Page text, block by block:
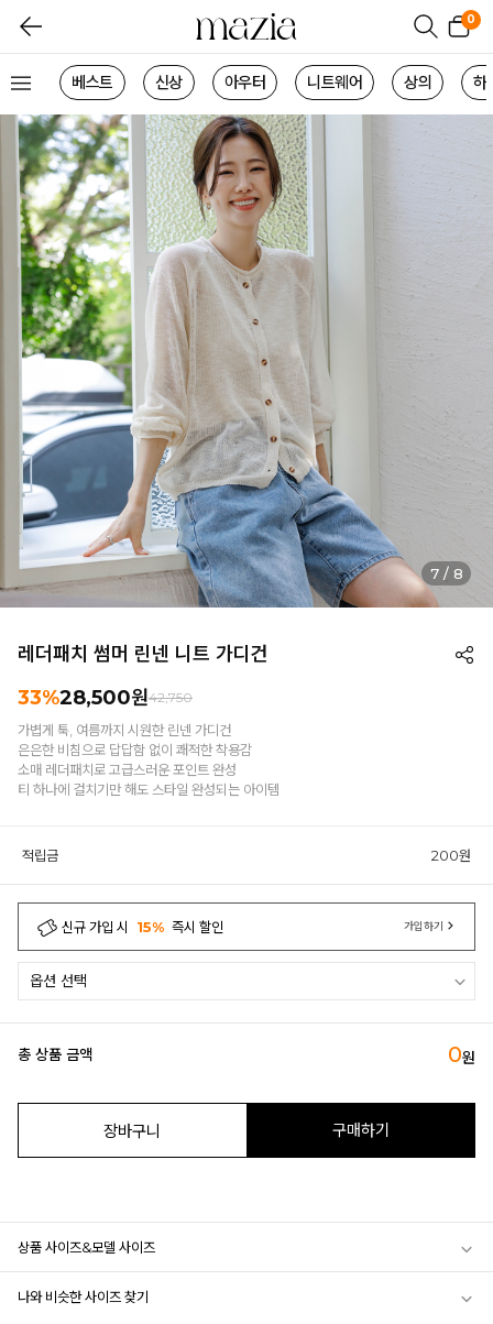
0
베스트 신상 아우터 니트웨어 상의 하
7 / 8
레더패치 썸머 린넨 니트 가디건
33%28,500원42,750
가볍게 툭, 여름까지 시원한 린넨 가디건
은은한 비침으로 답답함 없이 쾌적한 착용감
소매 레더패치로 고급스러운 포인트 완성
티 하나에 걸치기만 해도 스타일 완성되는 아이템
적립금 200원
신규 가입 시 15% 즉시 할인 가입하기
총 상품 금액 0원
장바구니 구매하기
상품 사이즈&모델 사이즈
나와 비슷한 사이즈 찾기